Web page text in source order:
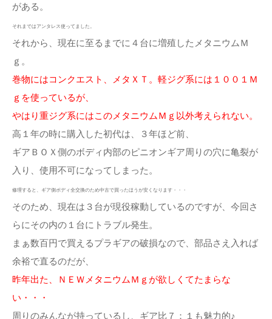
がある。
それまではアンタレス使ってました。
それから、現在に至るまでに４台に増殖したメタニウムＭ
ｇ。
巻物にはコンクエスト、メタＸＴ。軽ジグ系には１００１Ｍ
ｇを使っているが、
やはり重ジグ系にはこのメタニウムＭｇ以外考えられない。
高１年の時に購入した初代は、３年ほど前、
ギアＢＯＸ側のボディ内部のピニオンギア周りの穴に亀裂が
入り、使用不可になってしまった。
修理すると、ギア側ボディ全交換のため中古で買ったほうが安くなります・・・
そのため、現在は３台が現役稼動しているのですが、今回さ
らにその内の１台にトラブル発生。
まぁ数百円で買えるプラギアの破損なので、部品さえ入れば
余裕で直るのだが、
昨年出た、ＮＥＷメタニウムＭｇが欲しくてたまらな
い・・・
周りのみんなが持っているし、ギア比７：１も魅力的♪